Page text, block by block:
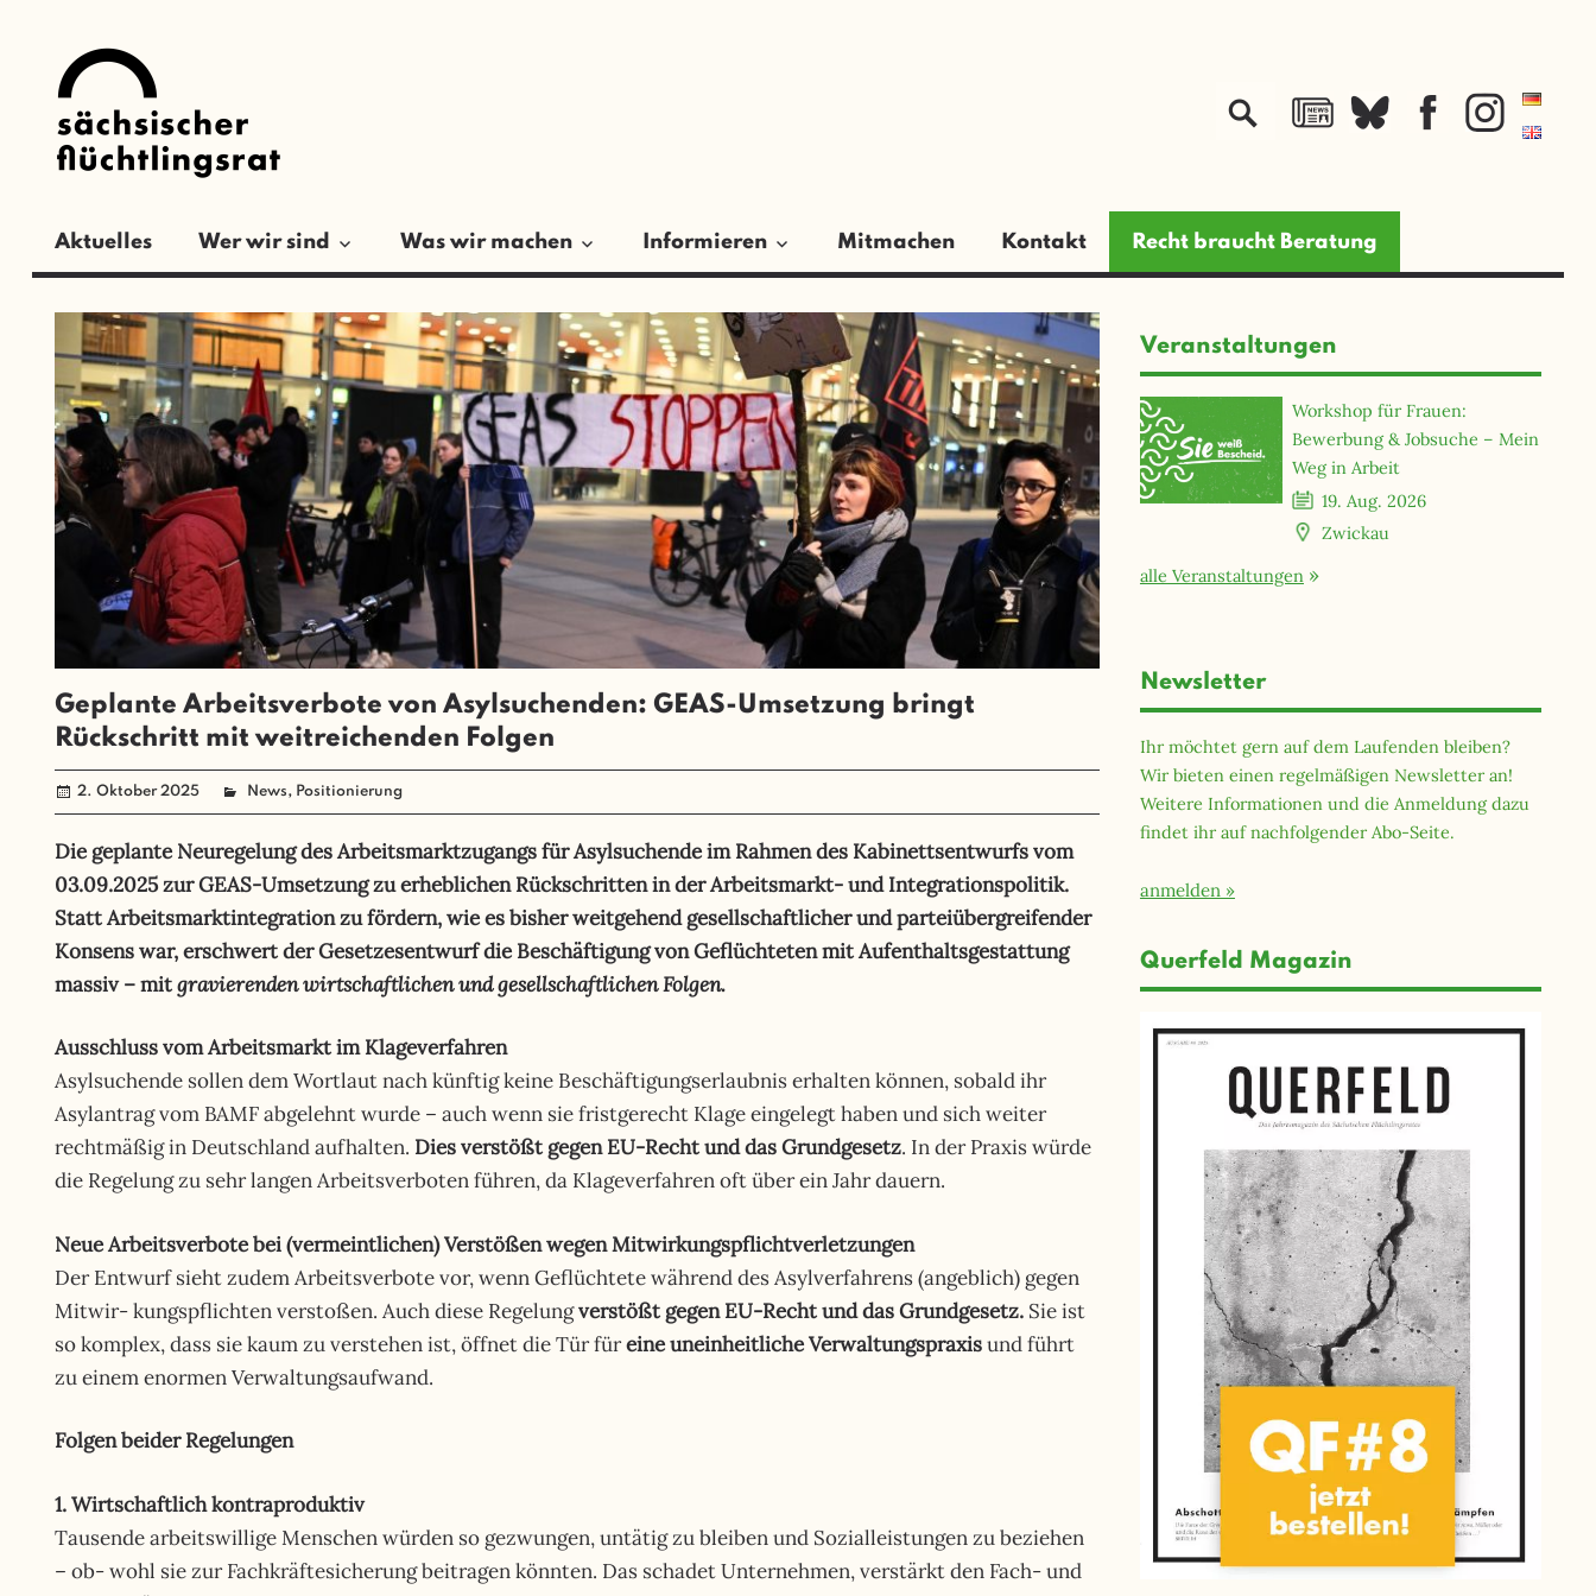
springen
Aktuelles Wer wir sind Was wir machen Informieren Mitmachen Kontakt Recht braucht Beratung
Geplante Arbeitsverbote von Asylsuchenden: GEAS-Umsetzung bringt
Rückschritt mit weitreichenden Folgen
2. Oktober 2025 administrator
News, Positionierung
Die geplante Neuregelung des Arbeitsmarktzugangs für Asylsuchende im Rahmen des Kabinettsentwurfs vom
03.09.2025 zur GEAS-Umsetzung zu erheblichen Rückschritten in der Arbeitsmarkt- und Integrationspolitik.
Statt Arbeitsmarktintegration zu fördern, wie es bisher weitgehend gesellschaftlicher und parteiübergreifender
Konsens war, erschwert der Gesetzesentwurf die Beschäftigung von Geflüchteten mit Aufenthaltsgestattung
massiv – mitgravierenden wirtschaftlichen und gesellschaftlichen Folgen.
Ausschluss vom Arbeitsmarkt im Klageverfahren
Asylsuchende sollen dem Wortlaut nach künftig keine Beschäftigungserlaubnis erhalten können, sobald ihr
Asylantrag vom BAMF abgelehnt wurde – auch wenn sie fristgerecht Klage eingelegt haben und sich weiter
rechtmäßig in Deutschland aufhalten. Dies verstößt gegen EU-Recht und das Grundgesetz. In der Praxis würde
die Regelung zu sehr langen Arbeitsverboten führen, da Klageverfahren oft über ein Jahr dauern.
Neue Arbeitsverbote bei (vermeintlichen) Verstößen wegen Mitwirkungspflichtverletzungen
Der Entwurf sieht zudem Arbeitsverbote vor, wenn Geflüchtete während des Asylverfahrens (angeblich) gegen
Mitwir- kungspflichten verstoßen. Auch diese Regelungverstößt gegen EU-Recht und das Grundgesetz. Sie ist
so komplex, dass sie kaum zu verstehen ist, öffnet die Tür füreine uneinheitliche Verwaltungspraxisund führt
zu einem enormen Verwaltungsaufwand.
Folgen beider Regelungen
1. Wirtschaftlich kontraproduktiv
Tausende arbeitswillige Menschen würden so gezwungen, untätig zu bleiben und Sozialleistungen zu beziehen
– ob- wohl sie zur Fachkräftesicherung beitragen könnten. Das schadet Unternehmen, verstärkt den Fach- und
Veranstaltungen
Workshop für Frauen:
Bewerbung & Jobsuche – Mein
Weg in Arbeit
19. Aug. 2026
Zwickau
alle Veranstaltungen
Newsletter
Ihr möchtet gern auf dem Laufenden bleiben?
Wir bieten einen regelmäßigen Newsletter an!
Weitere Informationen und die Anmeldung dazu
findet ihr auf nachfolgender Abo-Seite.
anmelden
Querfeld Magazin